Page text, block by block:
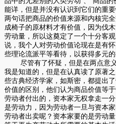
能详，但是并没有认识到它们的重
两句话把商品的价值来源和内核完
成椅子的原材料才有价值，因为伐
劳动量，所以这奠定了一个十分客
说，我个人对劳动价值论现在是有
些理论流派平等看待，以获得多元
尽管有了怀疑，但是在两点意义
我是知道的，但是在认真读了原著
些古典经济学家，如斯密，都提出
价值的区别，他们认为商品价值等
劳动者付出的，资本家无权拿走一
是劳动力，因为劳动者一旦与资本
劳动者出卖呢？资本家要的是劳动